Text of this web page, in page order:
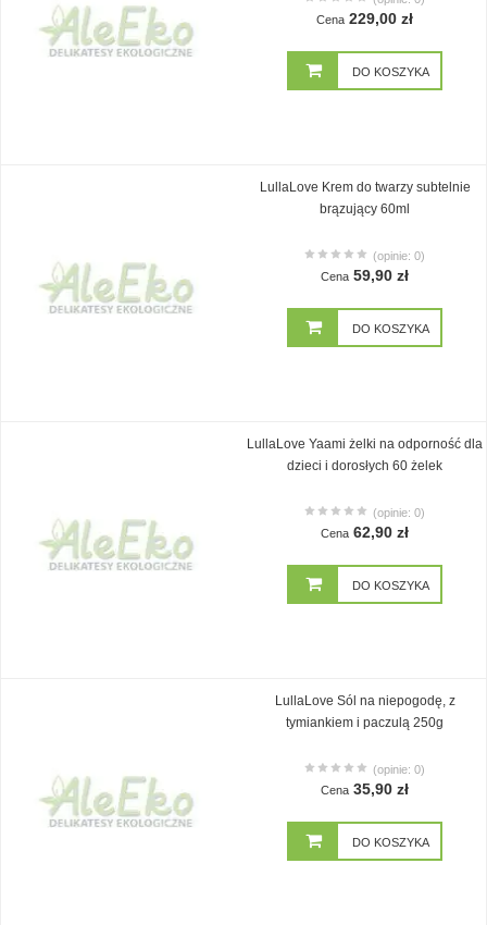
Cena 229,00 zł
DO KOSZYKA
LullaLove Krem do twarzy subtelnie
brązujący 60ml
(opinie: 0)
Cena 59,90 zł
DO KOSZYKA
LullaLove Yaami żelki na odporność dla
dzieci i dorosłych 60 żelek
(opinie: 0)
Cena 62,90 zł
DO KOSZYKA
LullaLove Sól na niepogodę, z
tymiankiem i paczulą 250g
(opinie: 0)
Cena 35,90 zł
DO KOSZYKA